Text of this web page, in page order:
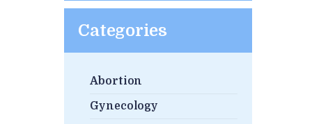
Categories
Abortion
Gynecology